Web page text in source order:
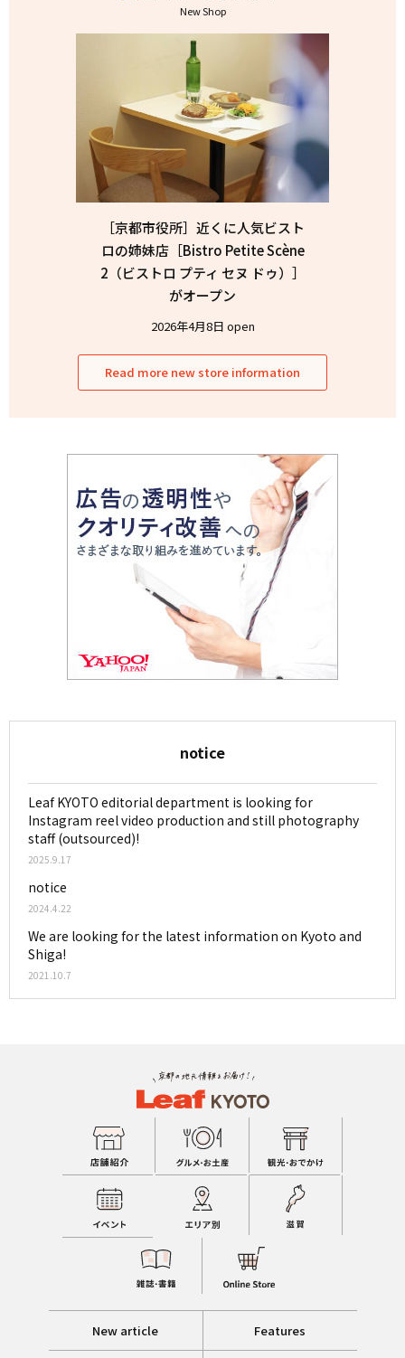
New Shop
［京都市役所］近くに人気ビスト
ロの姉妹店［Bistro Petite Scène
2（ビストロ プティ セヌ ドゥ）］
がオープン
2026年4月8日 open
Read more new store information
notice
Leaf KYOTO editorial department is looking for
Instagram reel video production and still photography
staff (outsourced)!
2025.9.17
notice
2024.4.22
We are looking for the latest information on Kyoto and
Shiga!
2021.10.7
New article Features